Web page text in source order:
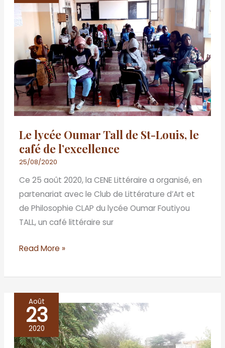
Le lycée Oumar Tall de St-Louis, le
café de l’excellence
25/08/2020
Ce 25 août 2020, la CENE Littéraire a organisé, en
partenariat avec le Club de Littérature d’Art et
de Philosophie CLAP du lycée Oumar Foutiyou
TALL, un café littéraire sur
Oumar
Tall
St-
Louis,
le
café
de
Read More »
Août
23
2020
Café
littéraire
à